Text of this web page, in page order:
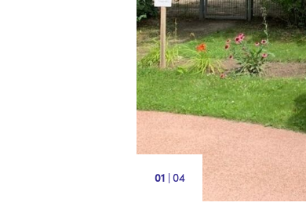
1 | 4